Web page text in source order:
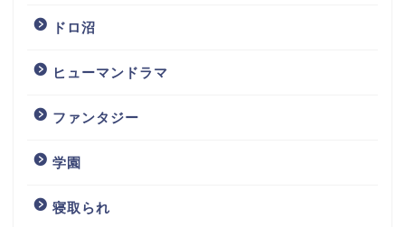
ドロ沼
ヒューマンドラマ
ファンタジー
学園
寝取られ